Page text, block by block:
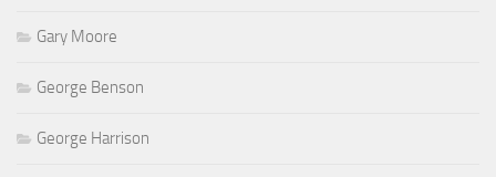
Gary Moore
George Benson
George Harrison